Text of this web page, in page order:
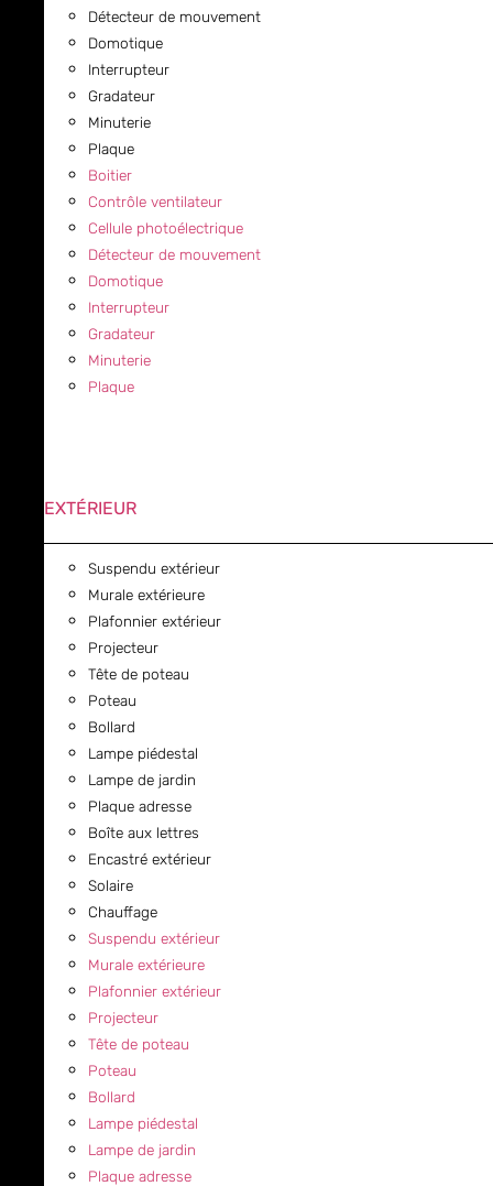
Détecteur de mouvement
Domotique
Interrupteur
Gradateur
Minuterie
Plaque
Boitier
Contrôle ventilateur
Cellule photoélectrique
Détecteur de mouvement
Domotique
Interrupteur
Gradateur
Minuterie
Plaque
EXTÉRIEUR
Suspendu extérieur
Murale extérieure
Plafonnier extérieur
Projecteur
Tête de poteau
Poteau
Bollard
Lampe piédestal
Lampe de jardin
Plaque adresse
Boîte aux lettres
Encastré extérieur
Solaire
Chauffage
Suspendu extérieur
Murale extérieure
Plafonnier extérieur
Projecteur
Tête de poteau
Poteau
Bollard
Lampe piédestal
Lampe de jardin
Plaque adresse